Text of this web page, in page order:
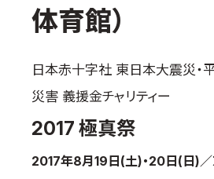
役員紹介
本部から
体育館）
日本赤十字社 東日本大震災・
災害 義援金チャリティー
2017 極真祭
2017年8月19日(土)・20日(日)